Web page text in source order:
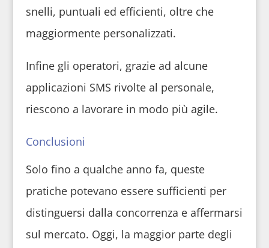
snelli, puntuali ed efficienti, oltre che
maggiormente personalizzati.
Infine gli operatori, grazie ad alcune
applicazioni SMS rivolte al personale,
riescono a lavorare in modo più agile.
Conclusioni
Solo fino a qualche anno fa, queste
pratiche potevano essere sufficienti per
distinguersi dalla concorrenza e affermarsi
sul mercato. Oggi, la maggior parte degli